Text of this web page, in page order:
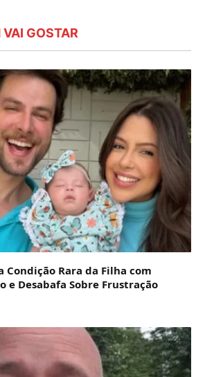
GOSTAR
Condição Rara da Filha com
e Desabafa Sobre Frustração